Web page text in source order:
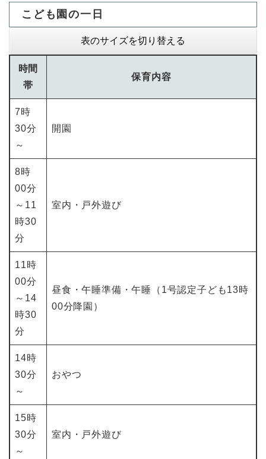
こども園の一日
表のサイズを切り替える
時間
帯
保育内容
7時
30分
～
開園
8時
00分
～11
時30
分
室内・戸外遊び
11時
00分
～14
時30
分
昼食・午睡準備・午睡（1号認定子ども13時
00分降園）
14時
30分
～
おやつ
15時
30分
～
室内・戸外遊び